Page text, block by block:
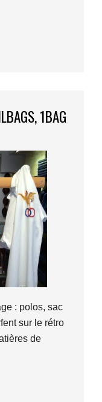
1BAG
: polos, sac
sur le rétro
de